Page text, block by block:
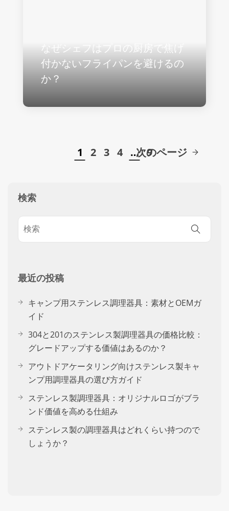
なぜシェフはプロの厨房で焦げ
付かないフライパンを避けるの
か？
1 2 3 4 … 9
次のページ
検索
最近の投稿
キャンプ用ステンレス調理器具：素材とOEMガ
イド
304と201のステンレス製調理器具の価格比較：
グレードアップする価値はあるのか？
アウトドアケータリング向けステンレス製キャ
ンプ用調理器具の選び方ガイド
ステンレス製調理器具：オリジナルロゴがブラ
ンド価値を高める仕組み
ステンレス製の調理器具はどれくらい持つので
しょうか？